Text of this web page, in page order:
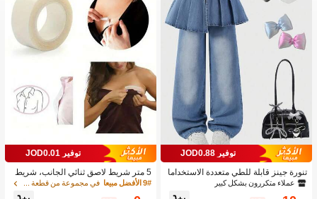
توفير JOD0.88
تنورة جينز قابلة للطي متعددة الاستخداما
ت بتصميم قطعتين للبنات 1 قطعة
عملاء متكررون بشكل كبير
توفير JOD0.01
5 متر شريط لاصق ثنائي الجانب، شريط
لاصق شفاف مقاوم للماء، شريط تثبيت ا
9# الأفضل مبيعا في مجموعة من قطعة واحدة إكسسوارات حمالة الصدر النس